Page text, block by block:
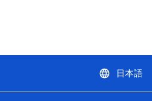
language 日本語